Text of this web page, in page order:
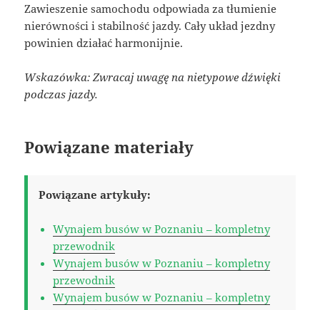
Zawieszenie samochodu odpowiada za tłumienie
nierówności i stabilność jazdy. Cały układ jezdny
powinien działać harmonijnie.
Wskazówka: Zwracaj uwagę na nietypowe dźwięki
podczas jazdy.
Powiązane materiały
Powiązane artykuły:
Wynajem busów w Poznaniu – kompletny
przewodnik
Wynajem busów w Poznaniu – kompletny
przewodnik
Wynajem busów w Poznaniu – kompletny